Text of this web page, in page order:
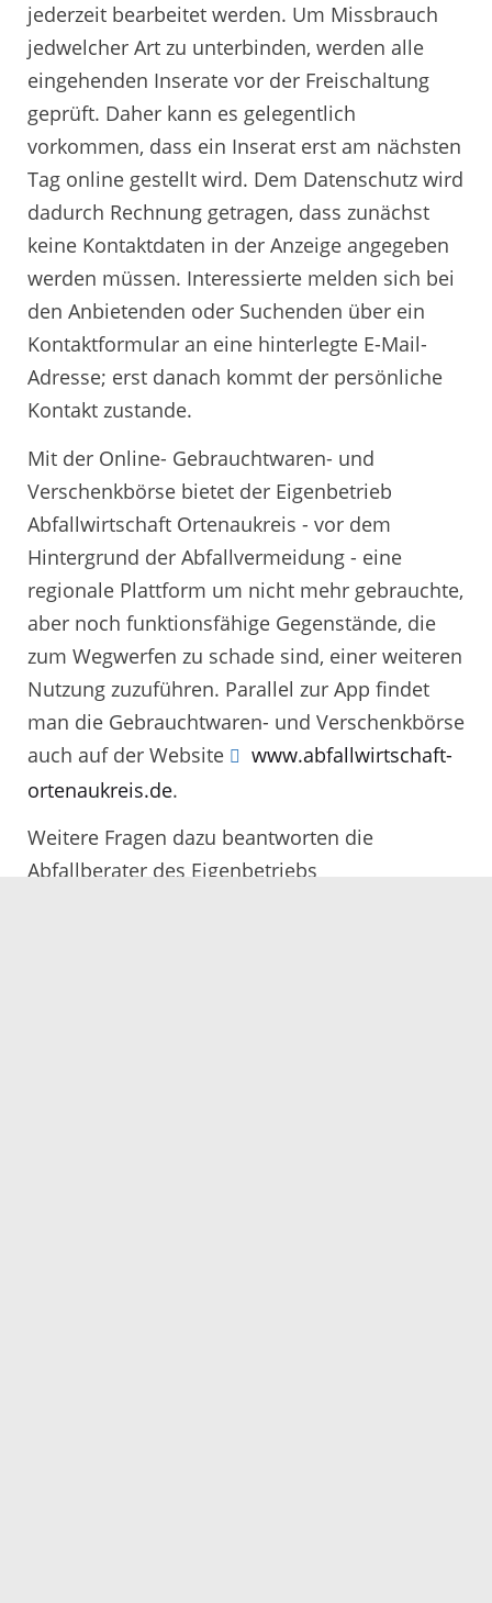
jederzeit bearbeitet werden. Um Missbrauch
jedwelcher Art zu unterbinden, werden alle
eingehenden Inserate vor der Freischaltung
geprüft. Daher kann es gelegentlich
vorkommen, dass ein Inserat erst am nächsten
Tag online gestellt wird. Dem Datenschutz wird
dadurch Rechnung getragen, dass zunächst
keine Kontaktdaten in der Anzeige angegeben
werden müssen. Interessierte melden sich bei
den Anbietenden oder Suchenden über ein
Kontaktformular an eine hinterlegte E-Mail-
Adresse; erst danach kommt der persönliche
Kontakt zustande.
Mit der Online- Gebrauchtwaren- und
Verschenkbörse bietet der Eigenbetrieb
Abfallwirtschaft Ortenaukreis - vor dem
Hintergrund der Abfallvermeidung - eine
regionale Plattform um nicht mehr gebrauchte,
aber noch funktionsfähige Gegenstände, die
zum Wegwerfen zu schade sind, einer weiteren
Nutzung zuzuführen. Parallel zur App findet
man die Gebrauchtwaren- und Verschenkbörse
auch auf der Website
www.abfallwirtschaft-
ortenaukreis.de.
Weitere Fragen dazu beantworten die
Abfallberater des Eigenbetriebs